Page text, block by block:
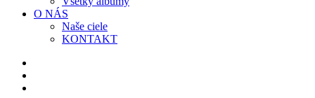
O NÁS
Naše ciele
KONTAKT